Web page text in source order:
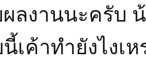
ลงานนะครับ
เค้าทำยังไงเ